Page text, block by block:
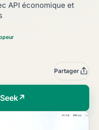
API économique et
↗